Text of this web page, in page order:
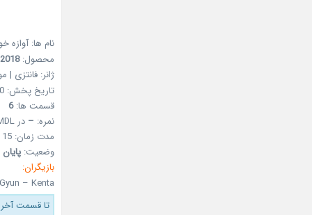
نام ها: آوازه‌
محصول:2018
ژانر: فانتزی |
تاریخ پخش: 20 مرداد 1397 – 11Aug2018
قسمت ها:6
نمره: – در MDL
مدت زمان: 15 دقیقه
وضعیت:
بازیگران:
– Kenta
تا قسمت